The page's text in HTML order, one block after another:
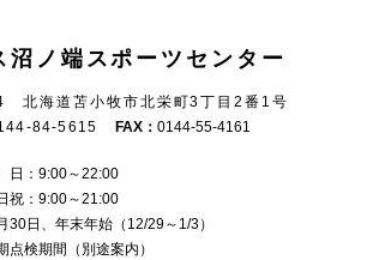
沼ノ端スポーツセンター
北海道苫小牧市北栄町3丁目2番1号
84-5615 FAX：0144-55-4161
：9:00～22:00
祝：9:00～21:00
30日、年末年始（12/29～1/3）
点検期間（別途案内）